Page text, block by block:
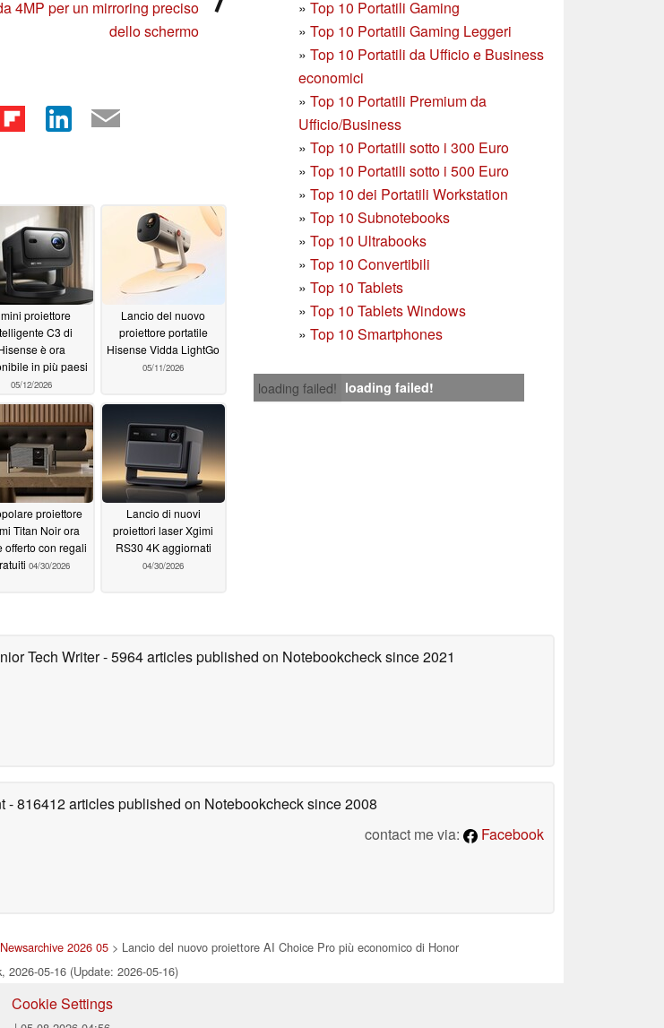
» Top 10 Portatili Gaming
» Top 10 Portatili Gaming Leggeri
» Top 10 Portatili da Ufficio e Business
economici
» Top 10 Portatili Premium da
Ufficio/Business
» Top 10 Portatili sotto i 300 Euro
» Top 10 Portatili sotto i 500 Euro
» Top 10 dei Portatili Workstation
» Top 10 Subnotebooks
» Top 10 Ultrabooks
» Top 10 Convertibili
» Top 10 Tablets
» Top 10 Tablets Windows
» Top 10 Smartphones
loading failed! loading failed!
4MP per un mirroring preciso
dello schermo
proiettore
C3 di
è ora
in più paesi
05/12/2026
Lancio del nuovo
proiettore portatile
Hisense Vidda LightGo
05/11/2026
proiettore
Titan Noir ora
offerto con regali
04/30/2026
Lancio di nuovi
proiettori laser Xgimi
RS30 4K aggiornati
04/30/2026
Tech Writer- 5964 articles published on Notebookchecksince 2021
- 816412 articles published on Notebookchecksince 2008
contact me via:
Facebook
Newsarchive 2026 05 > Lancio del nuovo proiettore AI Choice Pro più economico di Honor
2026-05-16 (Update: 2026-05-16)
Cookie Settings